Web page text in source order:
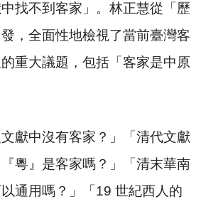
找不到客家」。林正慧從「歷
，全面性地檢視了當前臺灣客
重大議題，包括「客家是中原
中沒有客家？」「清代文獻
粵』是客家嗎？」「清末華南
通用嗎？」「 19 世紀西人的